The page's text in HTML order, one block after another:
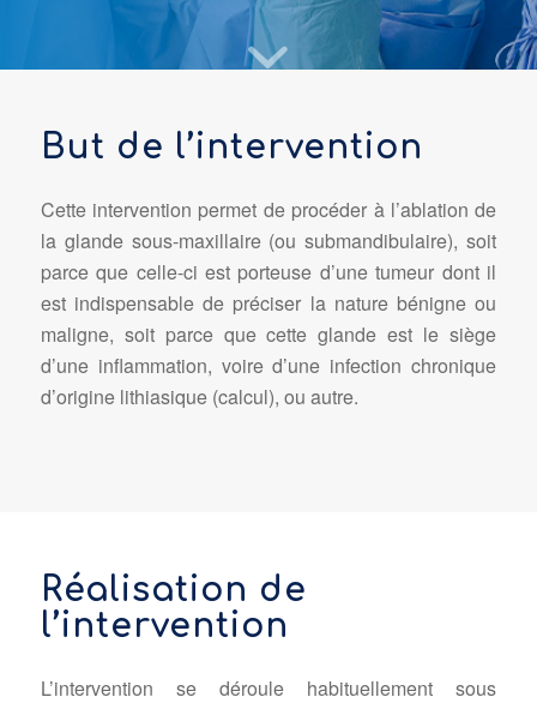
But de l’intervention
Cette intervention permet de procéder à l’ablation de
la glande sous-maxillaire (ou submandibulaire), soit
parce que celle-ci est porteuse d’une tumeur dont il
est indispensable de préciser la nature bénigne ou
maligne, soit parce que cette glande est le siège
d’une inflammation, voire d’une infection chronique
d’origine lithiasique (calcul), ou autre.
Réalisation de
l’intervention
L’intervention se déroule habituellement sous